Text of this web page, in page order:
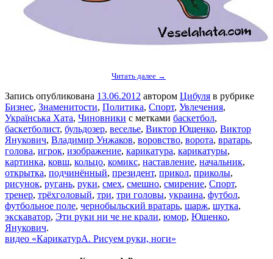
Читать далее →
Запись опубликована 13.06.2012 автором Цибуля в рубрике
Бизнес, Знаменитости, Политика, Спорт, Увлечения,
Українська Хата, Чиновники с метками баскетбол,
баскетболист, бульдозер, веселье, Виктор Ющенко, Виктор
Янукович, Владимир Унжаков, воровство, ворота, вратарь,
голова, игрок, изображение, карикатура, карикатуры,
картинка, ковш, кольцо, комикс, наставление, начальник,
открытка, подчинённый, президент, прикол, приколы,
рисунок, ругань, руки, смех, смешно, смирение, Спорт,
тренер, трёхголовый, три, три головы, украина, футбол,
футбольное поле, чернобыльский вратарь, шарж, шутка,
экскаватор, Эти руки ни че не крали, юмор, Ющенко,
Янукович.
видео «КарикатурА. Рисуем руки, ноги»